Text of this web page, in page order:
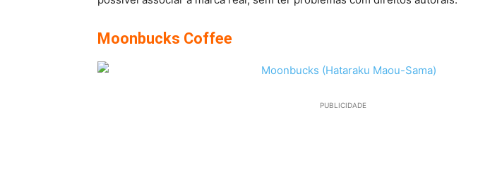
Moonbucks Coffee
PUBLICIDADE